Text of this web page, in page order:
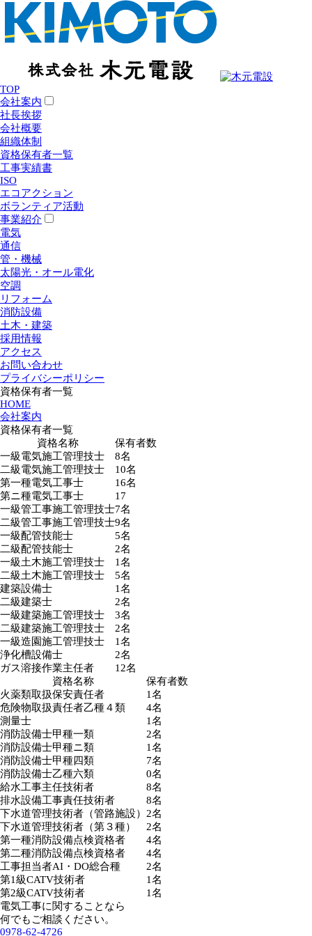
TOP
会社案内
社長挨拶
会社概要
組織体制
資格保有者一覧
工事実績書
ISO
エコアクション
ボランティア活動
事業紹介
電気
通信
管・機械
太陽光・オール電化
空調
リフォーム
消防設備
土木・建築
採用情報
アクセス
お問い合わせ
プライバシーポリシー
資格保有者一覧
HOME
会社案内
資格保有者一覧
資格名称
保有者数
一級電気施工管理技士
8名
二級電気施工管理技士
10名
第一種電気工事士
16名
第ニ種電気工事士
17
一級管工事施工管理技士7名
二級管工事施工管理技士9名
一級配管技能士
5名
二級配管技能士
2名
一級土木施工管理技士
1名
二級土木施工管理技士
5名
建築設備士
1名
二級建築士
2名
一級建築施工管理技士
3名
二級建築施工管理技士
2名
一級造園施工管理技士
1名
浄化槽設備士
2名
ガス溶接作業主任者
12名
資格名称
保有者数
火薬類取扱保安責任者
1名
危険物取扱責任者乙種４類
4名
測量士
1名
消防設備士甲種一類
2名
消防設備士甲種ニ類
1名
消防設備士甲種四類
7名
消防設備士乙種六類
0名
給水工事主任技術者
8名
排水設備工事責任技術者
8名
下水道管理技術者（管路施設） 2名
下水道管理技術者（第３種）
2名
第一種消防設備点検資格者
4名
第二種消防設備点検資格者
4名
工事担当者AI・DO総合種
2名
第1級CATV技術者
1名
第2級CATV技術者
1名
電気工事に関することなら
何でもご相談ください。
0978-62-4726